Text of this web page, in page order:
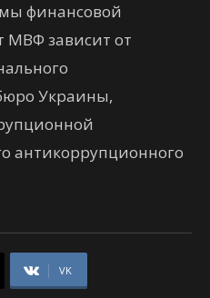
финансовой
МВФ зависит от
Украины,
антикоррупционного
VK